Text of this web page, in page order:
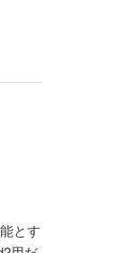
とす